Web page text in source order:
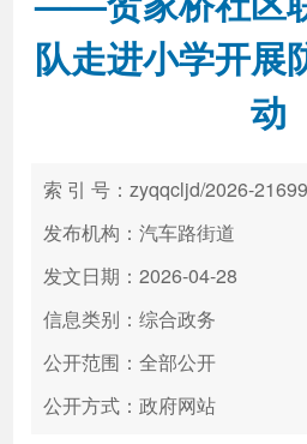
政务服务
队走进小学开展
动
索 引 号：zyqqcljd/2026-
发布机构：汽车路街道
发文日期：2026-04-28
信息类别：综合政务
公开范围：全部公开
公开方式：政府网站